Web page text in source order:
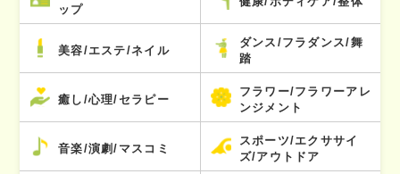
ップ
美容/エステ/ネイル
ダンス/フラダンス/舞
踏
癒し/心理/セラピー
フラワー/フラワーアレ
ンジメント
音楽/演劇/マスコミ
スポーツ/エクササイ
ズ/アウトドア